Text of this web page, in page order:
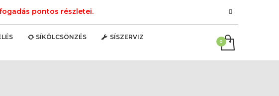
pontos részletei.
SÍKÖLCSÖNZÉS
SÍSZERVIZ